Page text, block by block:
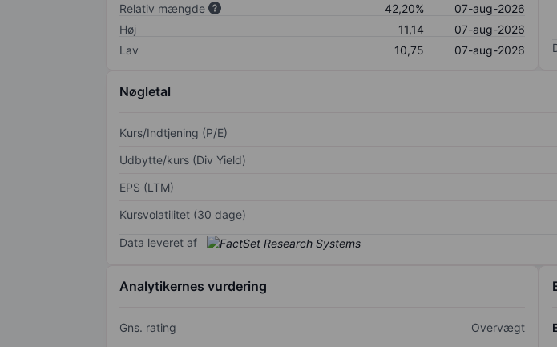
Relativ mængde
42,20%
07-aug-2026
Høj
11,14
07-aug-2026
Lav
10,75 07-aug-2026
Nøgletal
Kurs/Indtjening (P/E)
Udbytte/kurs (Div Yield)
EPS (LTM)
Kursvolatilitet (30 dage)
Data leveret af
Analytikernes vurdering
Gns. rating Overvægt